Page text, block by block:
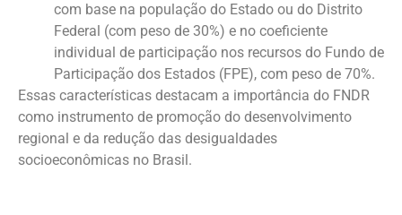
com base na população do Estado ou do Distrito
Federal (com peso de 30%) e no coeficiente
individual de participação nos recursos do Fundo de
Participação dos Estados (FPE), com peso de 70%.
Essas características destacam a importância do FNDR
como instrumento de promoção do desenvolvimento
regional e da redução das desigualdades
socioeconômicas no Brasil.